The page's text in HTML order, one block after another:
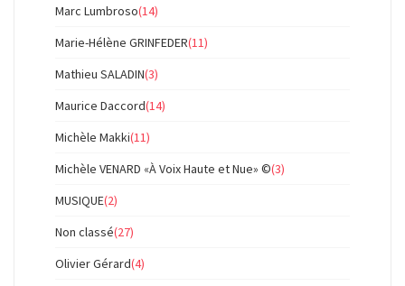
Marc Lumbroso(14)
Marie-Hélène GRINFEDER(11)
Mathieu SALADIN(3)
Maurice Daccord(14)
Michèle Makki(11)
Michèle VENARD «À Voix Haute et Nue» ©(3)
MUSIQUE(2)
Non classé(27)
Olivier Gérard(4)